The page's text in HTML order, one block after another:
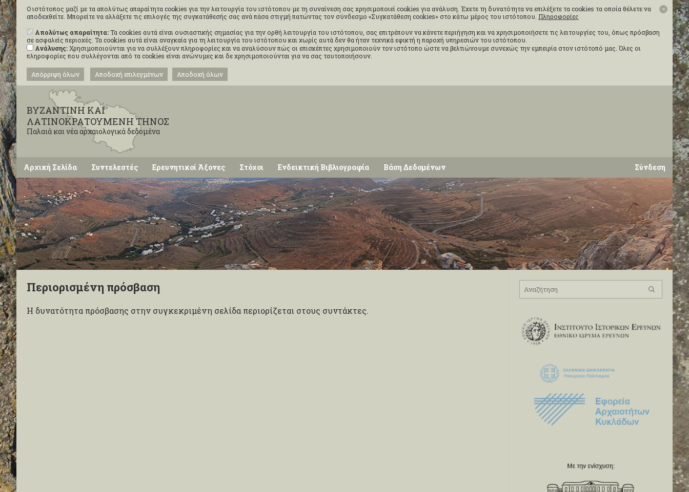
Ο ιστότοπος μαζί με τα απολύτως απαραίτητα cookies για την λειτουργία του ιστότοπου με τη συναίνεση σας χρησιμοποιεί cookies για ανάλυση. Έχετε τη δυνατότητα να επιλέξετε τα cookies τα οποία θέλετε να
αποδεχθείτε. Μπορείτε να αλλάξετε τις επιλογές της συγκατάθεσής σας ανά πάσα στιγμή πατώντας τον σύνδεσμο «Συγκατάθεση cookies» στο κάτω μέρος του ιστότοπου. Πληροφορίες
Απολύτως απαραίτητα:Τα cookies αυτά είναι ουσιαστικής σημασίας για την ορθή λειτουργία του ιστότοπου, σας επιτρέπουν να κάνετε περιήγηση και να χρησιμοποιήσετε τις λειτουργίες του, όπως πρόσβαση
σε ασφαλείς περιοχές. Τα cookies αυτά είναι αναγκαία για τη λειτουργία του ιστότοπου και χωρίς αυτά δεν θα ήταν τεχνικά εφικτή η παροχή υπηρεσιών του ιστότοπου.
Ανάλυσης:Χρησιμοποιούνται για να συλλέξουν πληροφορίες και να αναλύσουν πώς οι επισκέπτες χρησιμοποιούν τον ιστότοπο ώστε να βελτιώνουμε συνεχώς την εμπειρία στον ιστότοπό μας. Όλες οι
πληροφορίες που συλλέγονται από τα cookies είναι ανώνυμες και δε χρησιμοποιούνται για να σας ταυτοποιήσουν.
Απόρριψη όλων Αποδοχή επιλεγμένων Αποδοχή όλων
✕
ΒΥΖΑΝΤΙΝΗ ΚΑΙ
ΛΑΤΙΝΟΚΡΑΤΟΥΜΕΝΗ ΤΗΝΟΣ
Παλαιά και νέα αρχαιολογικά δεδομένα
Σύνδεση
Αρχική Σελίδα Συντελεστές Ερευνητικοί Άξονες Στόχοι Ενδεικτική Βιβλιογραφία Βάση Δεδομένων
Περιορισμένη πρόσβαση
Η δυνατότητα πρόσβασης στην συγκεκριμένη σελίδα περιορίζεται στους συντάκτες.